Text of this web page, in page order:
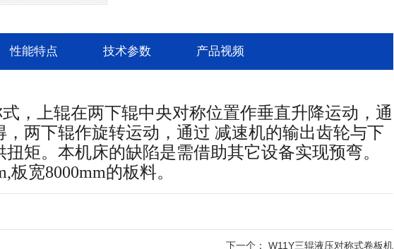
性能特点 技术参数 产品视频
，通过上辊的下压和上、下辊的对滚工作。主减速
两下辊，辊轴旋动方向的变换由主电机换向而获
降丝杆、蜗轮及一些辅助零件组成。上辊升降运
动来完成的。
，上辊在两下辊中央对称位置作垂直升降运动，通
两下辊作旋转运动，通过 减速机的输出齿轮与下
矩。本机床的缺陷是需借助其它设备实现预弯。
宽8000mm的板料。
下一个：W11Y三辊液压对称式卷板机